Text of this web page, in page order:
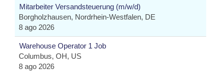
Mitarbeiter Versandsteuerung (m/w/d)
Borgholzhausen, Nordrhein-Westfalen, DE
8 ago 2026
Warehouse Operator 1 Job
Columbus, OH, US
8 ago 2026